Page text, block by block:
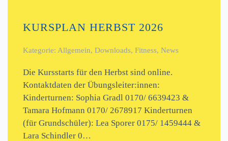
KURSPLAN HERBST 2026
Kategorie: Allgemein, Downloads, Fitness, News
Die Kursstarts für den Herbst sind online.
Kontaktdaten der Übungsleiter:innen:
Kinderturnen: Sophia Gradl 0170/ 6639423 &
Tamara Hofmann 0170/ 2678917 Kinderturnen
(für Grundschüler): Lea Sporer 0175/ 1459444 &
Lara Schindler 0…